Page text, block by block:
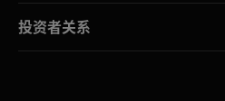
投资者关系